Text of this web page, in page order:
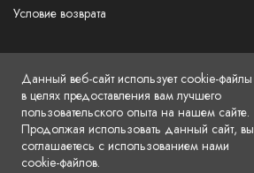
Условие возврата
©2026 christianbreton.ru
Данный веб-сайт использует cookie-файлы
в целях предоставления вам лучшего
пользовательского опыта на нашем сайте.
Продолжая использовать данный сайт, вы
соглашаетесь с использованием нами
cookie-файлов.